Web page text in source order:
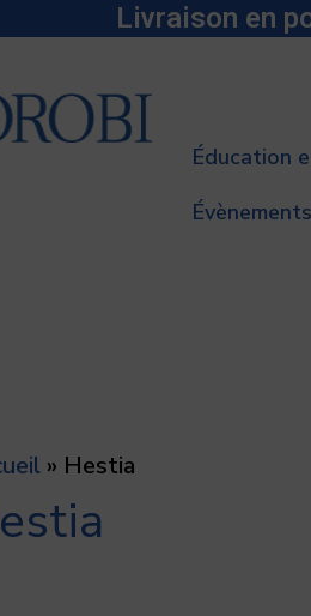
Livraison en
Éducation
Évènements
» Hestia